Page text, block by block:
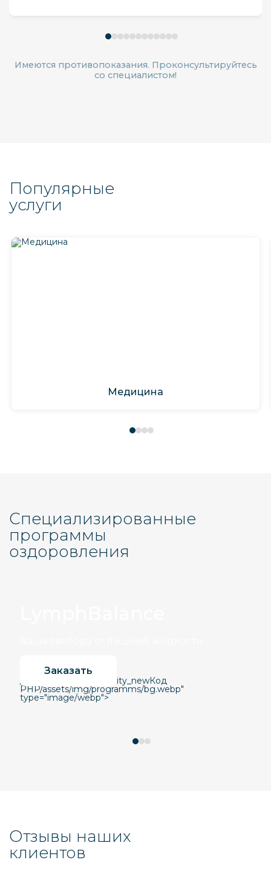
Имеются противопоказания. Проконсультируйтесь
со специалистом!
Популярные
услуги
Медицина
Специализированные
программы
оздоровления
Заказать
/local/templates/integrity_newКод
PHP/assets/img/programms/bg.webp"
type="image/webp">
Отзывы наших
клиентов